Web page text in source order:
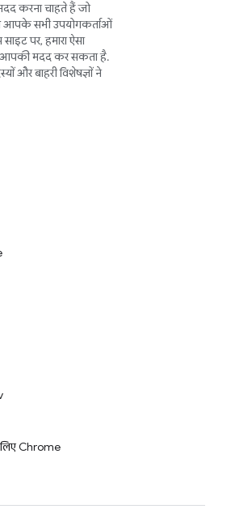
करना चाहते हैं जो
आपके सभी उपयोगकर्ताओं
पर, हमारा ऐसा
मदद कर सकता है.
और बाहरी विशेषज्ञों ने
Chrome